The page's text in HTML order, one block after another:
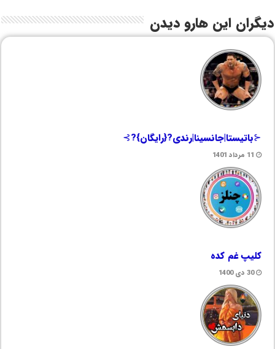
دیگران این هارو دیدن
⊰باتیستا|جانسینا|رندی?{رایگان}?⊱
11 مرداد 1401
کلیپ غم کده
30 دی 1400